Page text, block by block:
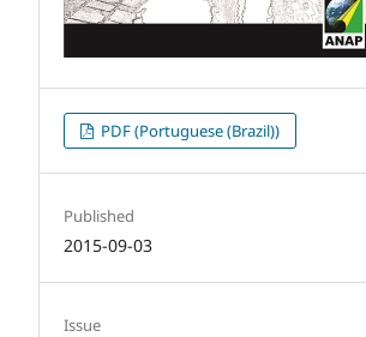
PDF (Portuguese (Brazil))
Published
2015-09-03
Issue